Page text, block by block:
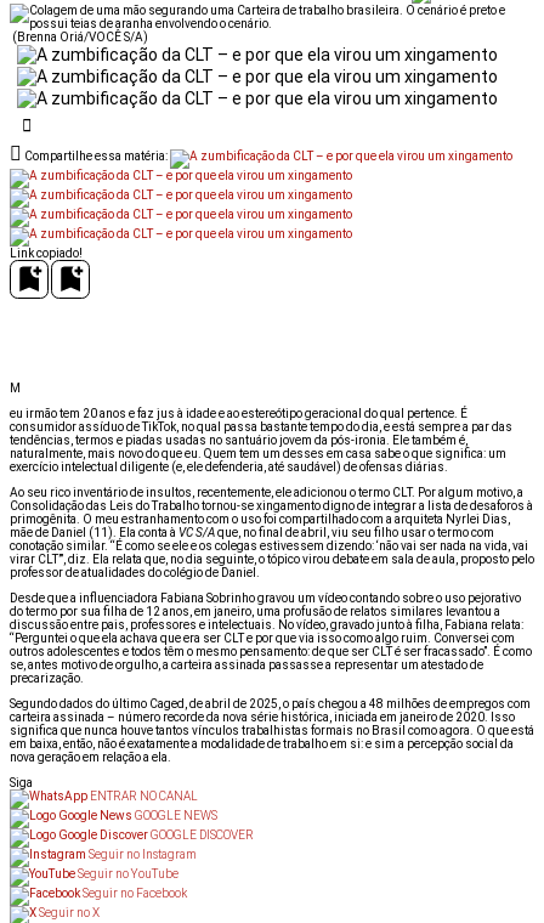
(Brenna Oriá/VOCÊ S/A)
Compartilhe essa matéria:
Link copiado!
M
eu irmão tem 20 anos e faz jus à idade e ao estereótipo geracional do qual pertence. É
consumidor assíduo de TikTok, no qual passa bastante tempo do dia, e está sempre a par das
tendências, termos e piadas usadas no santuário jovem da pós-ironia. Ele também é,
naturalmente, mais novo do que eu. Quem tem um desses em casa sabe o que significa: um
exercício intelectual diligente (e, ele defenderia, até saudável) de ofensas diárias.
Ao seu rico inventário de insultos, recentemente, ele adicionou o termo CLT. Por algum motivo, a
Consolidação das Leis do Trabalho tornou-se xingamento digno de integrar a lista de desaforos à
primogênita. O meu estranhamento com o uso foi compartilhado com a arquiteta Nyrlei Dias,
mãe de Daniel (11). Ela conta à VC S/Aque, no final de abril, viu seu filho usar o termo com
conotação similar. “É como se ele e os colegas estivessem dizendo: ‘não vai ser nada na vida, vai
virar CLT’”, diz. Ela relata que, no dia seguinte, o tópico virou debate em sala de aula, proposto pelo
professor de atualidades do colégio de Daniel.
Desde que a influenciadora Fabiana Sobrinho gravou um vídeo contando sobre o uso pejorativo
do termo por sua filha de 12 anos, em janeiro, uma profusão de relatos similares levantou a
discussão entre pais, professores e intelectuais. No vídeo, gravado junto à filha, Fabiana relata:
“Perguntei o que ela achava que era ser CLT e por que via isso como algo ruim. Conversei com
outros adolescentes e todos têm o mesmo pensamento: de que ser CLT é ser fracassado”. É como
se, antes motivo de orgulho, a carteira assinada passasse a representar um atestado de
precarização.
Segundo dados do último Caged, de abril de 2025, o país chegou a 48 milhões de empregos com
carteira assinada – número recorde da nova série histórica, iniciada em janeiro de 2020. Isso
significa que nunca houve tantos vínculos trabalhistas formais no Brasil como agora. O que está
em baixa, então, não é exatamente a modalidade de trabalho em si: e sim a percepção social da
nova geração em relação a ela.
Siga
ENTRAR NO CANAL
GOOGLE NEWS
GOOGLE DISCOVER
Seguir no Instagram
Seguir no YouTube
Seguir no Facebook
Seguir no X